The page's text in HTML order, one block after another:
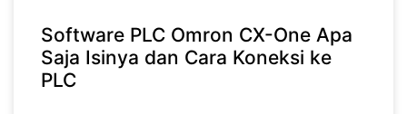
Software PLC Omron CX-One Apa
Saja Isinya dan Cara Koneksi ke
PLC